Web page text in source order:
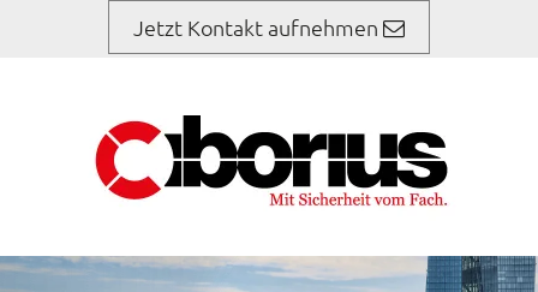
Jetzt Kontakt aufnehmen